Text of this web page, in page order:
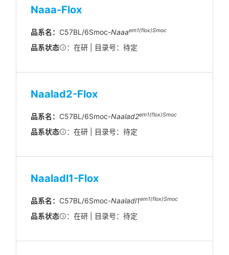
Naaa-Flox
品系名： C57BL/6Smoc-Naaaem1(flox)Smoc
品系状态 ：在研 | 目录号：待定
Naalad2-Flox
品系名： C57BL/6Smoc-Naalad2em1(flox)Smoc
品系状态 ：在研 | 目录号：待定
Naaladl1-Flox
品系名： C57BL/6Smoc-Naaladl1em1(flox)Smoc
品系状态 ：在研 | 目录号：待定